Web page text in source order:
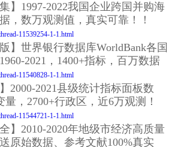
】1997-2022我国企业跨国并购海
，数万观测值，真实可靠！！
11539254-1-1.html
】世界银行数据库WorldBank各国
2021，1400+指标，百万数据
11540828-1-1.html
2000-2021县级统计指标面板数
量，2700+行政区，近6万观测！
11544721-1-1.html
】2010-2020年地级市经济高质量
原始数据、参考文献100%真实